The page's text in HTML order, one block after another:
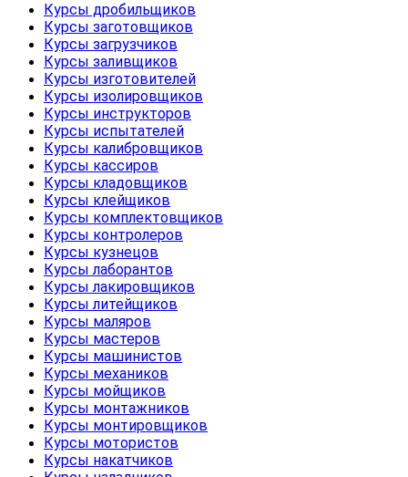
Курсы дробильщиков
Курсы заготовщиков
Курсы загрузчиков
Курсы заливщиков
Курсы изготовителей
Курсы изолировщиков
Курсы инструкторов
Курсы испытателей
Курсы калибровщиков
Курсы кассиров
Курсы кладовщиков
Курсы клейщиков
Курсы комплектовщиков
Курсы контролеров
Курсы кузнецов
Курсы лаборантов
Курсы лакировщиков
Курсы литейщиков
Курсы маляров
Курсы мастеров
Курсы машинистов
Курсы механиков
Курсы мойщиков
Курсы монтажников
Курсы монтировщиков
Курсы мотористов
Курсы накатчиков